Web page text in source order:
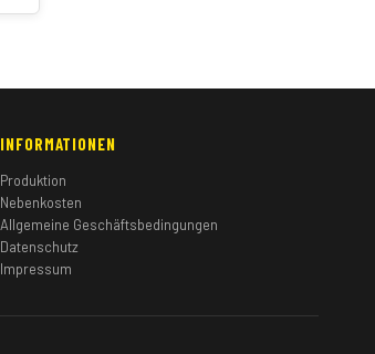
INFORMATIONEN
Produktion
Nebenkosten
Allgemeine Geschäftsbedingungen
Datenschutz
Impressum